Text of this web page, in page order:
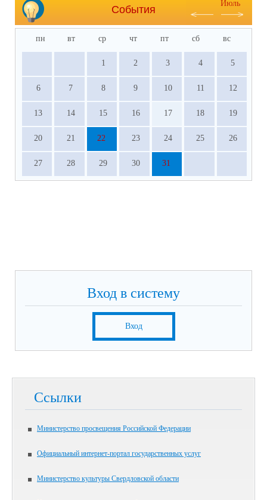
События
Июль
пн вт ср чт пт сб вс
1 2 3 4 5
6 7 8 9 10 11 12
13 14 15 16 17 18 19
20 21 22 23 24 25 26
27 28 29 30 31
Вход в систему
Вход
Ссылки
Министерство просвещения Российской Федерации
Официальный интернет-портал государственных услуг
Министерство культуры Свердловской области